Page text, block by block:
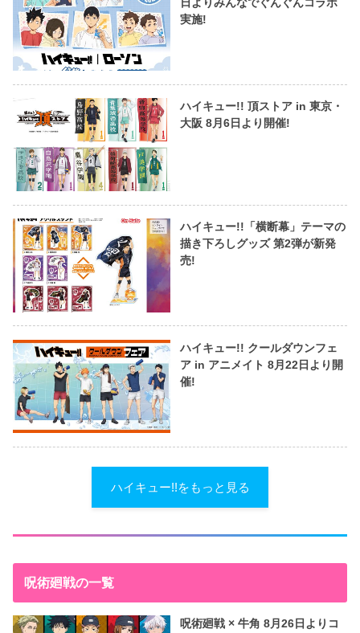
実施!
ハイキュー!! 頂ストア in 東京・
大阪 8月6日より開催!
ハイキュー!!「横断幕」テーマの
描き下ろしグッズ 第2弾が新発
売!
ハイキュー!! クールダウンフェ
ア in アニメイト 8月22日より開
催!
ハイキュー!!をもっと見る
呪術廻戦の一覧
呪術廻戦 × 牛角 8月26日よりコ